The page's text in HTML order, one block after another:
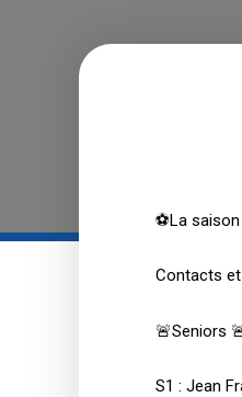
⚽️La
Contacts
🚨Seniors
S1 : Jean